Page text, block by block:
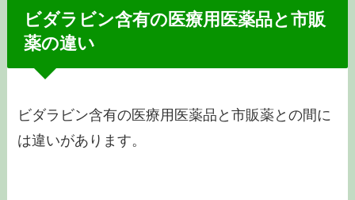
ビダラビン含有の医療用医薬品と市販
薬の違い
ビダラビン含有の医療用医薬品と市販薬との間に
は違いがあります。